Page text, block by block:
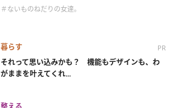
＃ないものねだりの女達。
暮らす PR
それって思い込みかも？ 機能もデザインも、わ
がままを叶えてくれ...